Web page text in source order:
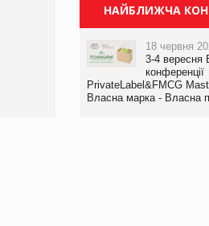
Брагина Людмила
роздрібної торгівлі
www.trademaster.ua.
правила. Особливості.
НАЙБЛИЖЧА
18 червня
3-4 вересня
конференції
PrivateLabel&FMCG
Власна марка - Власна